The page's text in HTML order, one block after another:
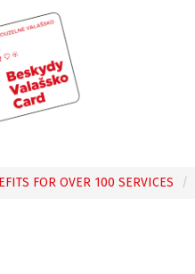
FOR OVER 100 SERVICES